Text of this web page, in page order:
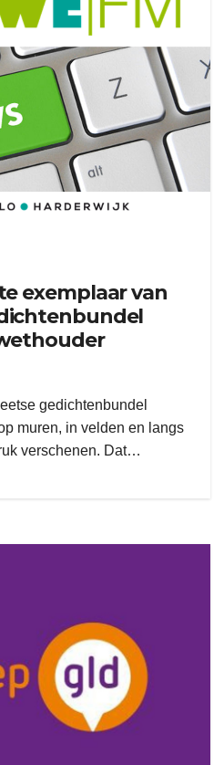
exemplaar van
gedichtenbundel
muren, in velden en langs
verschenen. Dat…